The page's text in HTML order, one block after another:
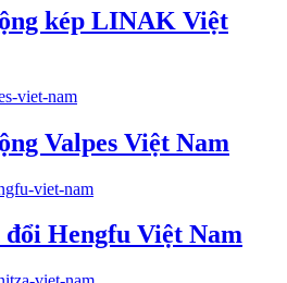
kép LINAK Việt
Valpes Việt Nam
đổi Hengfu Việt Nam